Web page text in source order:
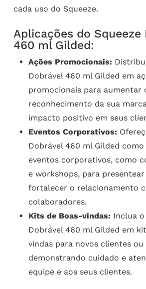
cada uso do Squeeze.
Aplicações do Squeeze
460 ml Gilded:
Ações Promocionais:
Dobrável 460 ml Gilded em
promocionais para aumentar
reconhecimento da sua
impacto positivo em seus
Eventos Corporativos:
Dobrável 460 ml Gilded
eventos corporativos, como
e workshops, para
fortalecer o relacionamento
colaboradores.
Kits de Boas-vindas: Inclua o
Dobrável 460 ml Gilded em
vindas para novos clientes
demonstrando cuidado e
equipe e aos seus clientes.